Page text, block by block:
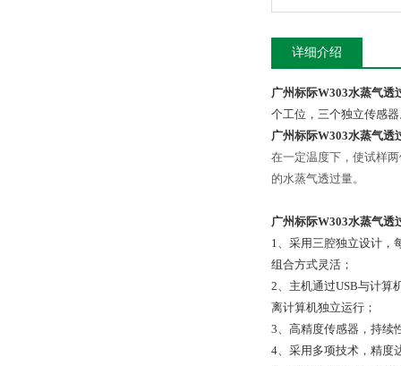
详细介绍
广州标际W303水蒸气透
个工位，三个独立传感
广州标际W303水蒸气透
在一定温度下，使试样
的水蒸气透过量。
广州标际W303水蒸气透
1、采用三腔独立设计，
组合方式灵活；
2、主机通过USB与计算
离计算机独立运行；
3、高精度传感器，持续
4、采用多项技术，精度